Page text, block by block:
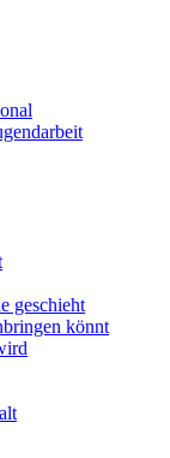
geschieht
könnt